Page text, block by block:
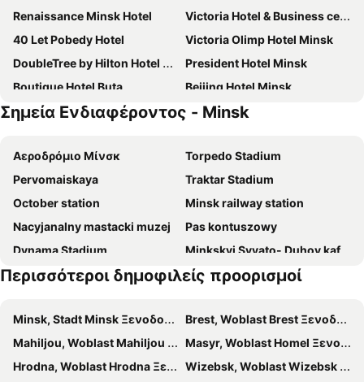
Renaissance Minsk Hotel
Victoria Hotel & Business centre Minsk
40 Let Pobedy Hotel
Victoria Olimp Hotel Minsk
DoubleTree by Hilton Hotel Minsk
President Hotel Minsk
Boutique Hotel Buta
Beijing Hotel Minsk
Hampton by Hilton Minsk City Centre
Belarus Hotel
Green Park Hotel Airport Minsk
Hotel East Time
Minsk
Imperial Palace Hotel
Orbita
Willing Hotel
Europe
Zalkind Hotel Rooms&Kitchen
Hotel Garni
Victoria Hotel Na Zamkovoy Minsk
Hotel It Time
Sport Time Hotel
Planéta
Agat
Σημεία Ενδιαφέροντος - Minsk
Αεροδρόμιο Μίνσκ
Torpedo Stadium
Pervomaiskaya
Traktar Stadium
October station
Minsk railway station
Nacyjanalny mastacki muzej
Pas kontuszowy
Dynama Stadium
Minkskyi Svyato- Duhov kafedralini sobor
BelEkspo
Lyeninski
Minsk Passazhirsky railway station
Περισσότεροι δημοφιλείς προορισμοί
Minsk, Stadt Minsk Ξενοδοχεία
Brest, Woblast Brest Ξενοδοχεία
Mahiljou, Woblast Mahiljou Ξενοδοχεία
Masyr, Woblast Homel Ξενοδοχεία
Hrodna, Woblast Hrodna Ξενοδοχεία
Wizebsk, Woblast Wizebsk Ξενοδοχεία